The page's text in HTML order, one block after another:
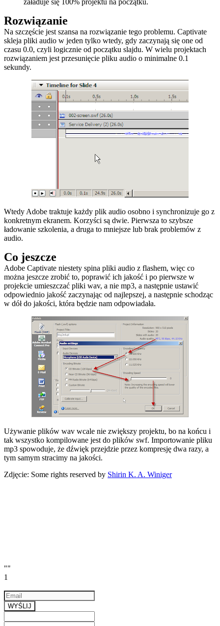
Rozwiązanie
Na szczęście jest szansa na rozwiązanie tego problemu. Captivate
skleja pliki audio w jeden tylko wtedy, gdy zaczynają się one od
czasu 0.0, czyli logicznie od początku slajdu. W wielu projektach
rozwiązaniem jest przesunięcie pliku audio o minimalne 0.1
sekundy.
Wtedy Adobe traktuje każdy plik audio osobno i synchronizuje go z
konkretnym ekranem. Korzyści są dwie. Pierwsza to szybsze
ładowanie szkolenia, a druga to mniejsze lub brak problemów z
audio.
Co jeszcze
Adobe Captivate niestety spina pliki audio z flashem, więc co
można jeszcze zrobić to, poprawić ich jakość i po pierwsze w
projekcie umieszczać pliki wav, a nie mp3, a następnie ustawić
odpowiednio jakość zaczynając od najlepszej, a następnie schodząc
w dół do jakości, która będzie nam odpowiadała.
Używanie plików wav wcale nie zwiększy projektu, bo na końcu i
tak wszystko kompilowane jest do plików swf. Importowanie pliku
mp3 spowoduje, że dźwięk przejdzie przez kompresję dwa razy, a
tym samym stracimy na jakości.
Zdjęcie: Some rights reserved by Shirin K. A. Winiger
""
1
WYŚLIJ